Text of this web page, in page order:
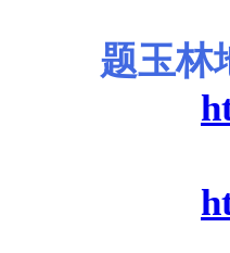
题玉林